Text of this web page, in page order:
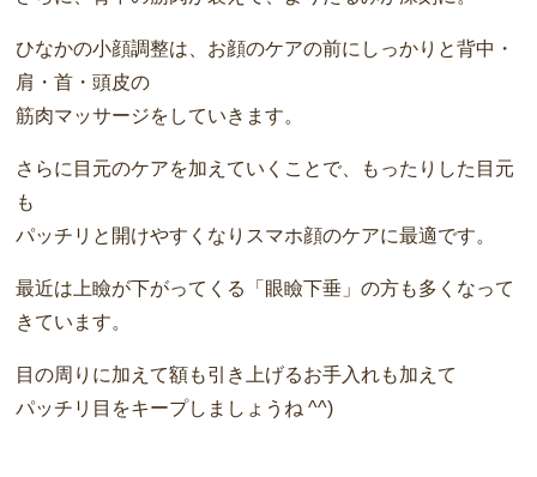
ひなかの小顔調整は、お顔のケアの前にしっかりと背中・
肩・首・頭皮の
筋肉マッサージをしていきます。
さらに目元のケアを加えていくことで、もったりした目元
も
パッチリと開けやすくなりスマホ顔のケアに最適です。
最近は上瞼が下がってくる「眼瞼下垂」の方も多くなって
きています。
目の周りに加えて額も引き上げるお手入れも加えて
パッチリ目をキープしましょうね ^^)